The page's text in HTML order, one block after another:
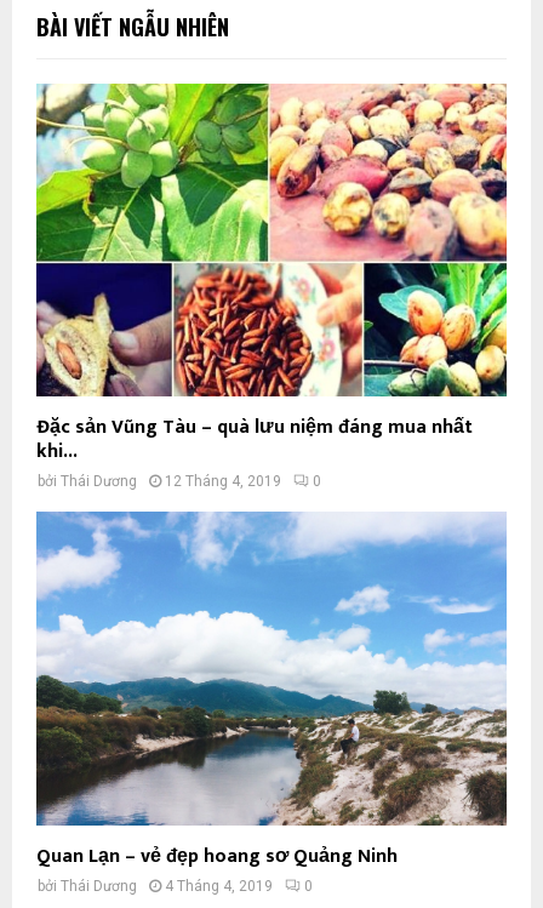
BÀI VIẾT NGẪU NHIÊN
Đặc sản Vũng Tàu – quà lưu niệm đáng mua nhất
khi...
bởi Thái Dương 12 Tháng 4, 2019 0
Quan Lạn – vẻ đẹp hoang sơ Quảng Ninh
bởi Thái Dương 4 Tháng 4, 2019 0